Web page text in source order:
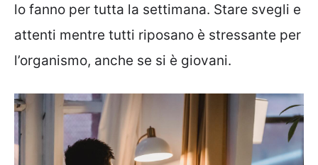
lo fanno per tutta la settimana. Stare svegli e
attenti mentre tutti riposano è stressante per
l’organismo, anche se si è giovani.